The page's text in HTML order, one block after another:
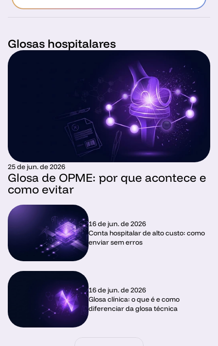
Glosas hospitalares
25 de jun. de 2026
Glosa de OPME: por que acontece e
como evitar
16 de jun. de 2026
Conta hospitalar de alto custo: como
enviar sem erros
16 de jun. de 2026
Glosa clínica: o que é e como
diferenciar da glosa técnica